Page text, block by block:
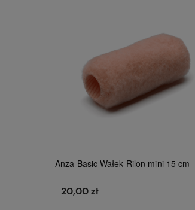
Anza Basic Wałek Rilon mini 15 cm
20,00 zł